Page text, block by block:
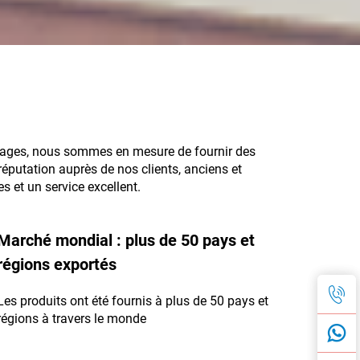
nous sommes en mesure de fournir des
auprès de nos clients, anciens et
et un service excellent.
mondial : plus de 50 pays et
exportés
produits ont été fournis à plus de 50 pays et
à travers le monde